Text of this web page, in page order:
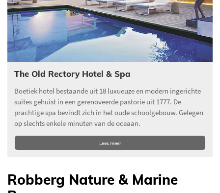
The Old Rectory Hotel & Spa
Boetiek hotel bestaande uit 18 luxueuze en modern ingerichte
suites gehuist in een gerenoveerde pastorie uit 1777. De
prachtige spa bevindt zich in het oude schoolgebouw. Gelegen
op slechts enkele minuten van de oceaan.
Lees meer
Robberg Nature & Marine